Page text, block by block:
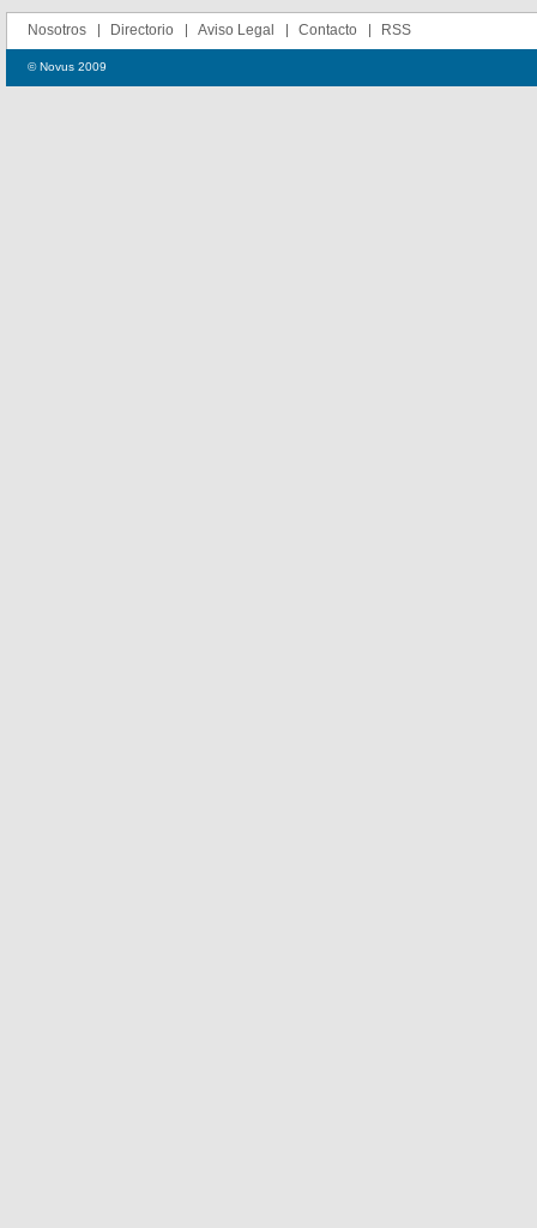
Nosotros Directorio Aviso Legal Contacto RSS
© Novus 2009